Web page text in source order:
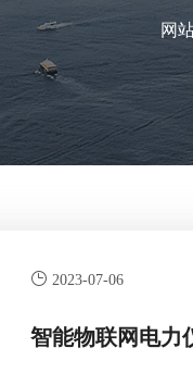
网
2023-07-06
智能物联网电力